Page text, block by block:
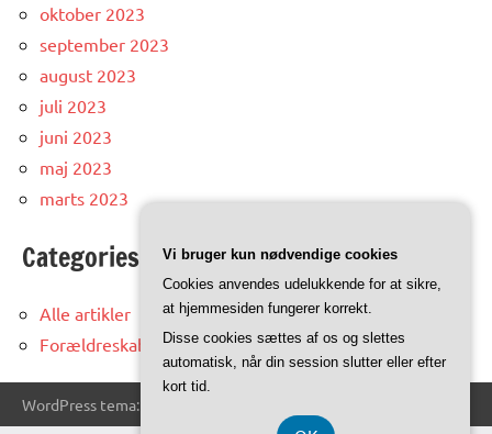
oktober 2023
september 2023
august 2023
juli 2023
juni 2023
maj 2023
marts 2023
Categories
Alle artikler
Forældreskab
WordPress tema: Dynamico by ThemeZee.
Vi bruger kun nødvendige cookies
Cookies anvendes udelukkende for at sikre,
at hjemmesiden fungerer korrekt.
Disse cookies sættes af os og slettes
automatisk, når din session slutter eller efter
kort tid.